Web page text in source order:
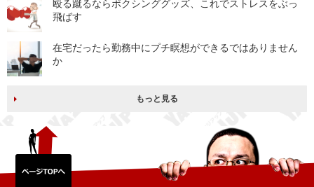
殴る蹴るならボクシンググッズ、これでストレスをぶっ
飛ばす
在宅だったら勤務中にプチ瞑想ができるではありません
か
もっと見る